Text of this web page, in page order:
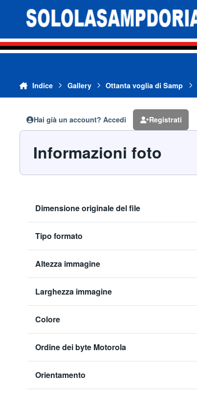
Indice Gallery Ottanta voglia di Samp
Hai già un account? Accedi Registrati
Informazioni foto
Dimensione originale del file
Tipo formato
Altezza immagine
Larghezza immagine
Colore
Ordine dei byte Motorola
Orientamento